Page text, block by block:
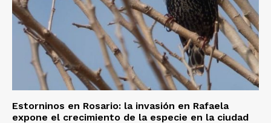
Estorninos en Rosario: la invasión en Rafaela
expone el crecimiento de la especie en la ciudad